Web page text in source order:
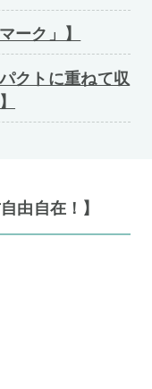
ーク」】
クトに重ねて収
由自在！】